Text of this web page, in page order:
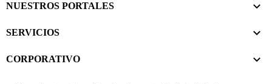
NUESTROS PORTALES
SERVICIOS
CORPORATIVO